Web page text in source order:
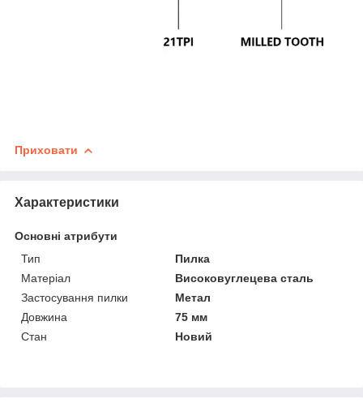
Приховати
Характеристики
Основні атрибути
Тип
Пилка
Матеріал
Високовуглецева сталь
Застосування пилки
Метал
Довжина
75 мм
Стан
Новий